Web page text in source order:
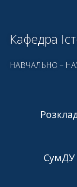
Кафедра
НАВЧАЛЬНО –
СумДУ